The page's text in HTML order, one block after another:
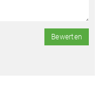
Bewerten